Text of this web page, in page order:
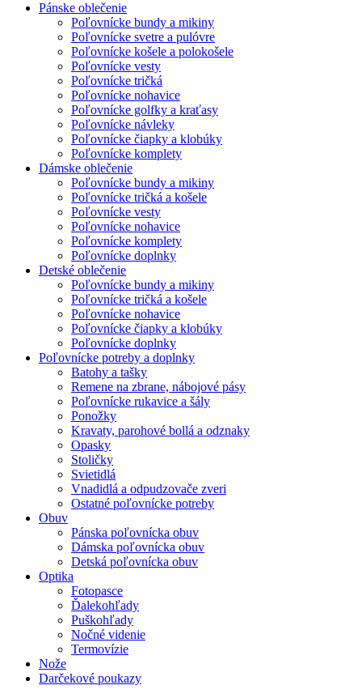
Pánske oblečenie
Poľovnícke bundy a mikiny
Poľovnícke svetre a pulóvre
Poľovnícke košele a polokošele
Poľovnícke vesty
Poľovnícke tričká
Poľovnícke nohavice
Poľovnícke golfky a kraťasy
Poľovnícke návleky
Poľovnícke čiapky a klobúky
Poľovnícke komplety
Dámske oblečenie
Poľovnícke bundy a mikiny
Poľovnícke tričká a košele
Poľovnícke vesty
Poľovnícke nohavice
Poľovnícke komplety
Poľovnícke doplnky
Detské oblečenie
Poľovnícke bundy a mikiny
Poľovnícke tričká a košele
Poľovnícke nohavice
Poľovnícke čiapky a klobúky
Poľovnícke doplnky
Poľovnícke potreby a doplnky
Batohy a tašky
Remene na zbrane, nábojové pásy
Poľovnícke rukavice a šály
Ponožky
Kravaty, parohové bollá a odznaky
Opasky
Stoličky
Svietidlá
Vnadidlá a odpudzovače zveri
Ostatné poľovnícke potreby
Obuv
Pánska poľovnícka obuv
Dámska poľovnícka obuv
Detská poľovnícka obuv
Optika
Fotopasce
Ďalekohľady
Puškohľady
Nočné videnie
Termovízie
Nože
Darčekové poukazy